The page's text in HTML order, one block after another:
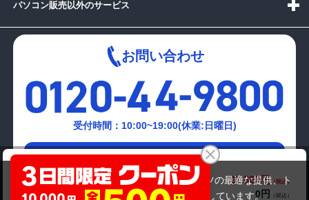
商品価格(税込) 27,800円
オプション小計価格(税込) 0円
パソコン販売以外のサービス
お問い合わせ
受付時間：10:00~19:00(休業:日曜日)
メールでの
お問い合わせはこちら
当サイトでは利用体験の向上およびコンテンツの最適な提供、ト
ラフィックの分析を目的としてCookieを使用しています。